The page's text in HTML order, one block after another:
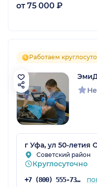
от 75 000 ₽
Работаем
г Уфа, ул 50-летия
Советский район
Круглосуточно
+7 (800) 555-73-67